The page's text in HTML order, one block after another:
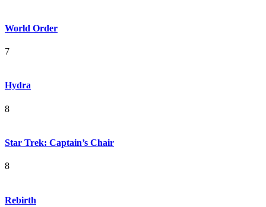
World Order
7
Hydra
8
Star Trek: Captain’s Chair
8
Rebirth